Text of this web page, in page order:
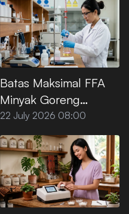
Batas Maksimal FFA
Minyak Goreng
Premium Menurut SNI
22 July 2026 08:00